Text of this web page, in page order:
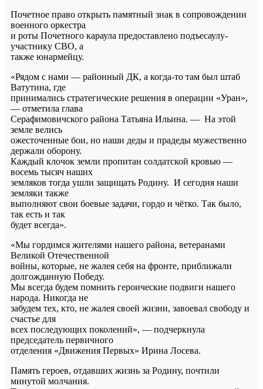
Почетное право открыть памятный знак в сопровождении
военного оркестра
и роты Почетного караула предоставлено подъесаулу-
участнику СВО, а
также юнармейцу.
«Рядом с нами — районный ДК, а когда-то там был штаб
Ватутина, где
принимались стратегические решения в операции «Уран»,
— отметила глава
Серафимовичского района Татьяна Ильина. — На этой
земле велись
ожесточенные бои, но наши деды и прадеды мужественно
держали оборону.
Каждый клочок земли пропитан солдатской кровью —
восемь тысяч наших
земляков тогда ушли защищать Родину. И сегодня наши
земляки также
выполняют свои боевые задачи, гордо и чётко. Так было,
так есть и так
будет всегда».
«Мы гордимся жителями нашего района, ветеранами
Великой Отечественной
войны, которые, не жалея себя на фронте, приближали
долгожданную Победу.
Мы всегда будем помнить героические подвиги нашего
народа. Никогда не
забудем тех, кто, не жалея своей жизни, завоевал свободу и
счастье для
всех последующих поколений», — подчеркнула
председатель первичного
отделения «Движения Первых» Ирина Лосева.
Память героев, отдавших жизнь за Родину, почтили
минутой молчания.